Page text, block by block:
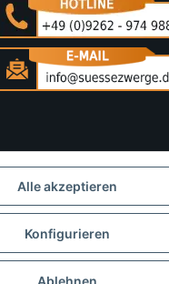
Alle akzeptieren
Konfigurieren
Ablehnen